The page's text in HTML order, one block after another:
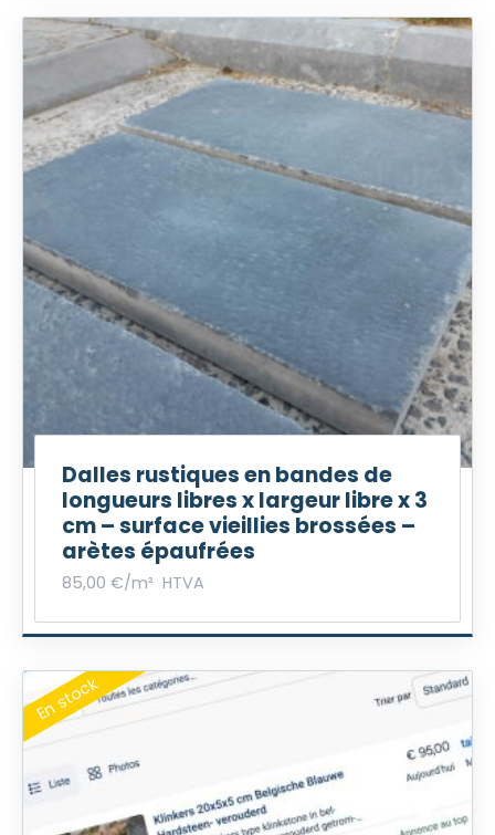
s
k
a
s
s
,
0
0
0
,
0
0
€
Dalles rustiques en bandes de
longueurs libres x largeur libre x 3
cm – surface vieillies brossées –
arètes épaufrées
85,00 € HTVA
/m²